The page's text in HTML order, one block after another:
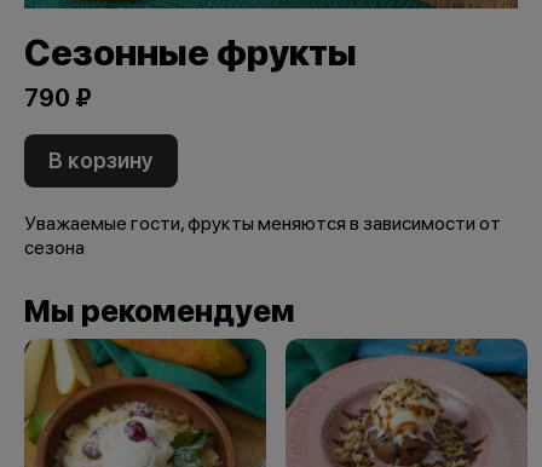
Сезонные фрукты
790 ₽
В корзину
Уважаемые гости, фрукты меняются в зависимости от
сезона
Мы рекомендуем